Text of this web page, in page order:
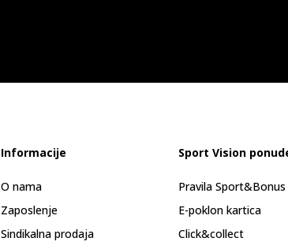
Informacije
O nama
Zaposlenje
Sindikalna prodaja
Sport Vision
Pravila
E-poklon kartica
Click&collect